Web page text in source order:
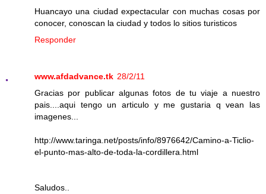
Huancayo una ciudad expectacular con muchas cosas por
conocer, conoscan la ciudad y todos lo sitios turisticos
Responder
www.afdadvance.tk 28/2/11
Gracias por publicar algunas fotos de tu viaje a nuestro
pais....aqui tengo un articulo y me gustaria q vean las
imagenes...
http://www.taringa.net/posts/info/8976642/Camino-a-Ticlio-
el-punto-mas-alto-de-toda-la-cordillera.html
Saludos..